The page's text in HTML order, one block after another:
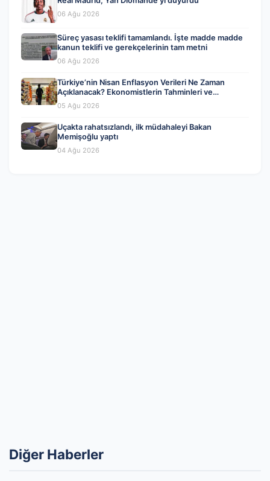
06 Ağu 2026
Süreç yasası teklifi tamamlandı. İşte madde madde
kanun teklifi ve gerekçelerinin tam metni
06 Ağu 2026
Türkiye’nin Nisan Enflasyon Verileri Ne Zaman
Açıklanacak? Ekonomistlerin Tahminleri ve
Beklentiler
05 Ağu 2026
Uçakta rahatsızlandı, ilk müdahaleyi Bakan
Memişoğlu yaptı
04 Ağu 2026
Diğer Haberler